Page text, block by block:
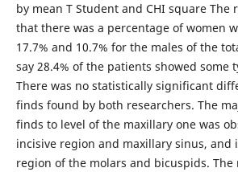
by mean T Student and CHI square The
that there was a percentage of women
17.7% and 10.7% for the males of the
say 28.4% of the patients showed some
There was no statistically significant
finds found by both researchers. The
finds to level of the maxillary one was
incisive region and maxillary sinus, and
region of the molars and bicuspids.